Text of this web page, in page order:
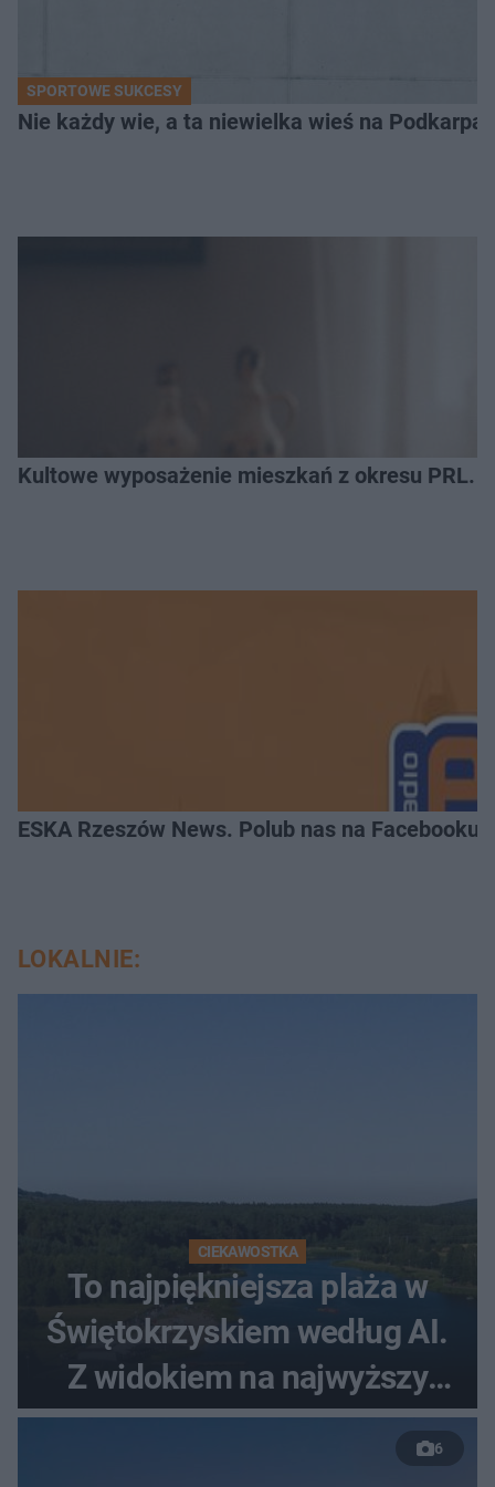
SPORTOWE SUKCESY
Nie każdy wie, a ta niewielka wieś na
Kultowe wyposażenie mieszkań z okresu PRL.
ESKA Rzeszów News. Polub nas na Facebooku!
LOKALNIE:
CIEKAWOSTKA
To najpiękniejsza plaża w
Świętokrzyskiem według AI.
Z widokiem na najwyższy
szczyt Gór Świętokrzyskich
6